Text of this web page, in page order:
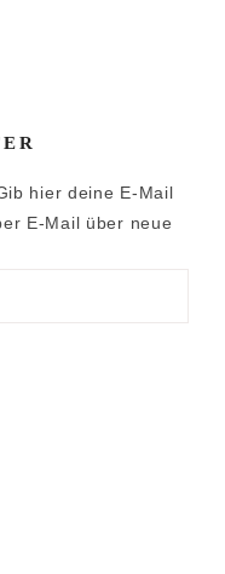
hier deine E-Mail
E-Mail über neue